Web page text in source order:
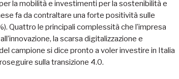
la mobilità e investimenti per la sostenibilità e
fa da contraltare una forte positività sulle
Quattro le principali complessità che l’impresa
la scarsa digitalizzazione e
campione si dice pronto a voler investire in Italia
sulla transizione 4.0.